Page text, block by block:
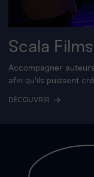
Scala Films
Accompagner
afin qu'ils puissent
DÉCOUVRIR